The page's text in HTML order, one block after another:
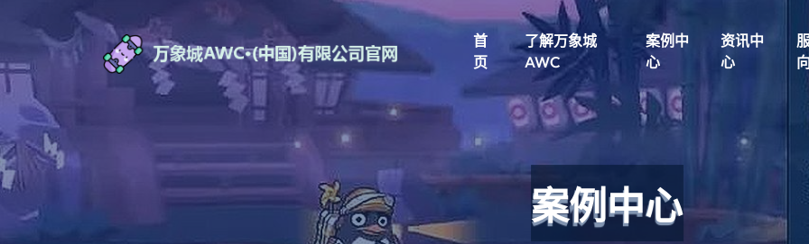
首
页
了解万象城
AWC
案例中
心
资讯中
心
案例中心